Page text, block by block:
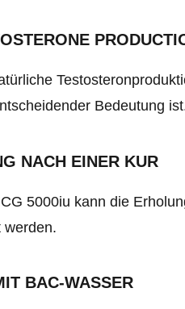
Bedeutung
NACH EINER KUR
5000iu kann die
werden.
BAC-WASSER